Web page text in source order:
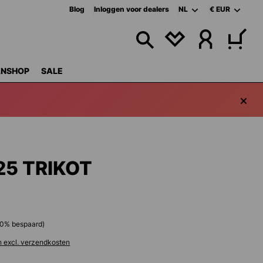
Blog Inloggen voor dealers NL € EUR
JE HEBT 0 ITEMS
SALE
TRIKOT
% bespaard)
excl. verzendkosten